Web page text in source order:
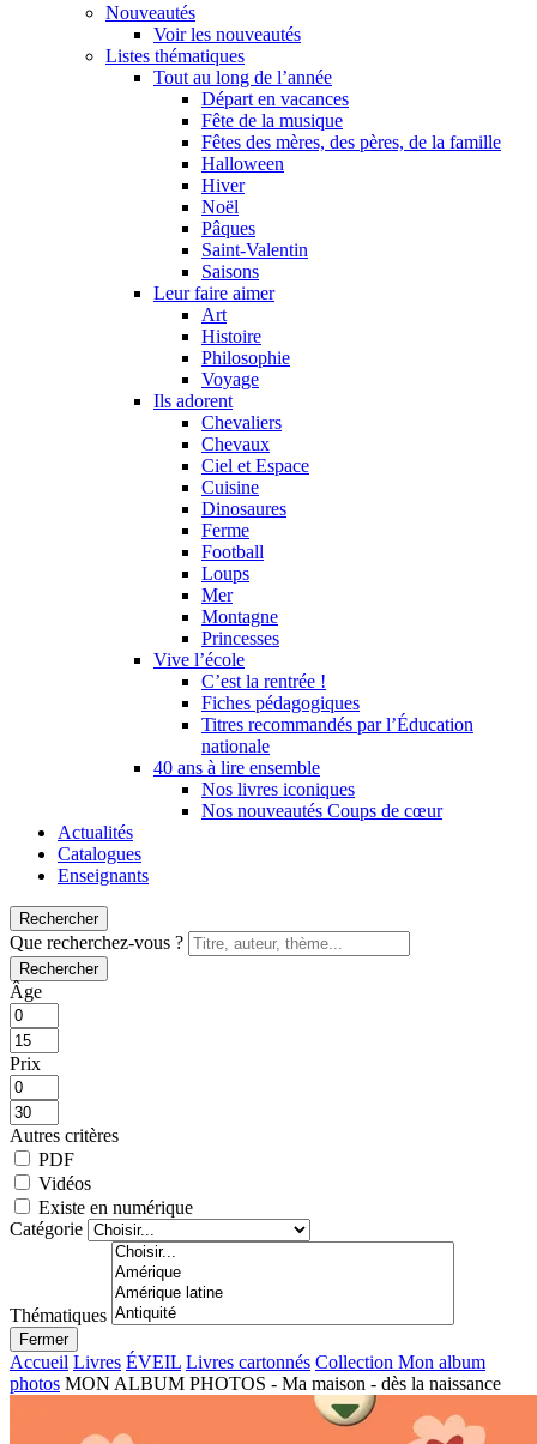
Nouveautés
Voir les nouveautés
Listes thématiques
Tout au long de l’année
Départ en vacances
Fête de la musique
Fêtes des mères, des pères, de la famille
Halloween
Hiver
Noël
Pâques
Saint-Valentin
Saisons
Leur faire aimer
Art
Histoire
Philosophie
Voyage
Ils adorent
Chevaliers
Chevaux
Ciel et Espace
Cuisine
Dinosaures
Ferme
Football
Loups
Mer
Montagne
Princesses
Vive l’école
C’est la rentrée !
Fiches pédagogiques
Titres recommandés par l’Éducation
nationale
40 ans à lire ensemble
Nos livres iconiques
Nos nouveautés Coups de cœur
Actualités
Catalogues
Enseignants
Rechercher
Que recherchez-vous ?
Rechercher
Âge
Prix
Autres critères
PDF
Vidéos
Existe en numérique
Catégorie
Thématiques
Fermer
Accueil Livres ÉVEIL Livres cartonnés Collection Mon album
photos MON ALBUM PHOTOS - Ma maison - dès la naissance